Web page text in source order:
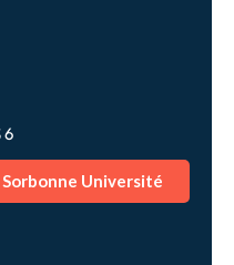
6
Sorbonne Université